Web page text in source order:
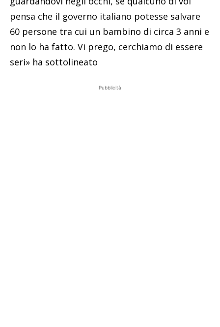
pensa che il governo italiano potesse salvare
60 persone tra cui un bambino di circa 3 anni e
non lo ha fatto. Vi prego, cerchiamo di essere
seri» ha sottolineato
Pubblicità